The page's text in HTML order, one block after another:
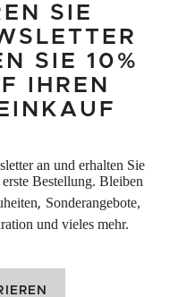
SIE
SIE 10%
IHREN
an und erhalten Sie
Bestellung. Bleiben
, Sonderangebote,
und vieles mehr.